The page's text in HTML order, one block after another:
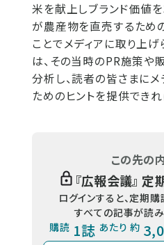
米を献上しブランド価値
が農産物を直売するため
ことでメディアに取り上げ
は、その当時のPR施策
分析し、読者の皆さまに
ためのヒントを提供でき
この先の
『広報会議』 定
ログインすると、定期
すべての記事が読み
購読 1誌 あたり 約